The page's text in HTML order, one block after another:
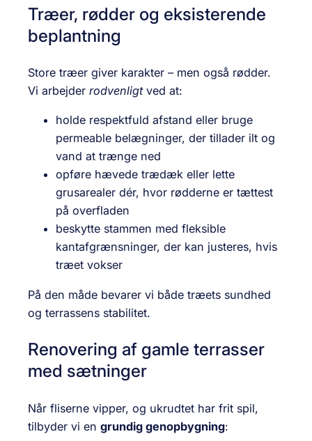
Træer, rødder og eksisterende
beplantning
Store træer giver karakter – men også rødder.
Vi arbejder rodvenligtved at:
holde respektfuld afstand eller bruge
permeable belægninger, der tillader ilt og
vand at trænge ned
opføre hævede trædæk eller lette
grusarealer dér, hvor rødderne er tættest
på overfladen
beskytte stammen med fleksible
kantafgrænsninger, der kan justeres, hvis
træet vokser
På den måde bevarer vi både træets sundhed
og terrassens stabilitet.
Renovering af gamle terrasser
med sætninger
Når fliserne vipper, og ukrudtet har frit spil,
tilbyder vi en grundig genopbygning: